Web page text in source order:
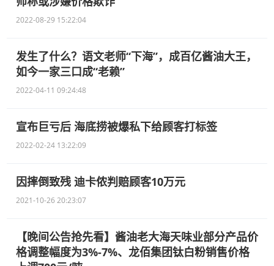
2022-08-29 15:22:04
发生了什么？语文老师“下海”，成百亿酱油大王，
如今一家三口成“老赖”
2022-04-11 09:24:48
宣布巨亏后 海底捞被爆私下给顾客打标签
2022-02-24 13:22:09
因摔倒致残 迪卡侬判赔顾客10万元
2021-10-26 20:23:07
【晚间公告抢先看】酱油老大海天味业部分产品价
格调整幅度为3%-7%、龙佰集团钛白粉销售价格